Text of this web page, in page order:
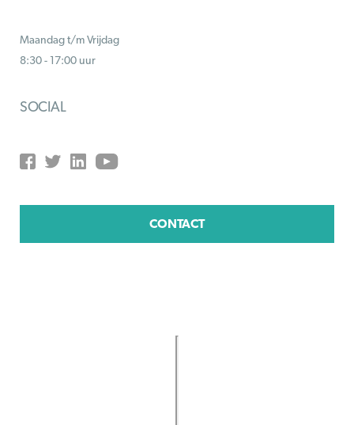
Maandag t/m Vrijdag
8:30 - 17:00 uur
SOCIAL
CONTACT